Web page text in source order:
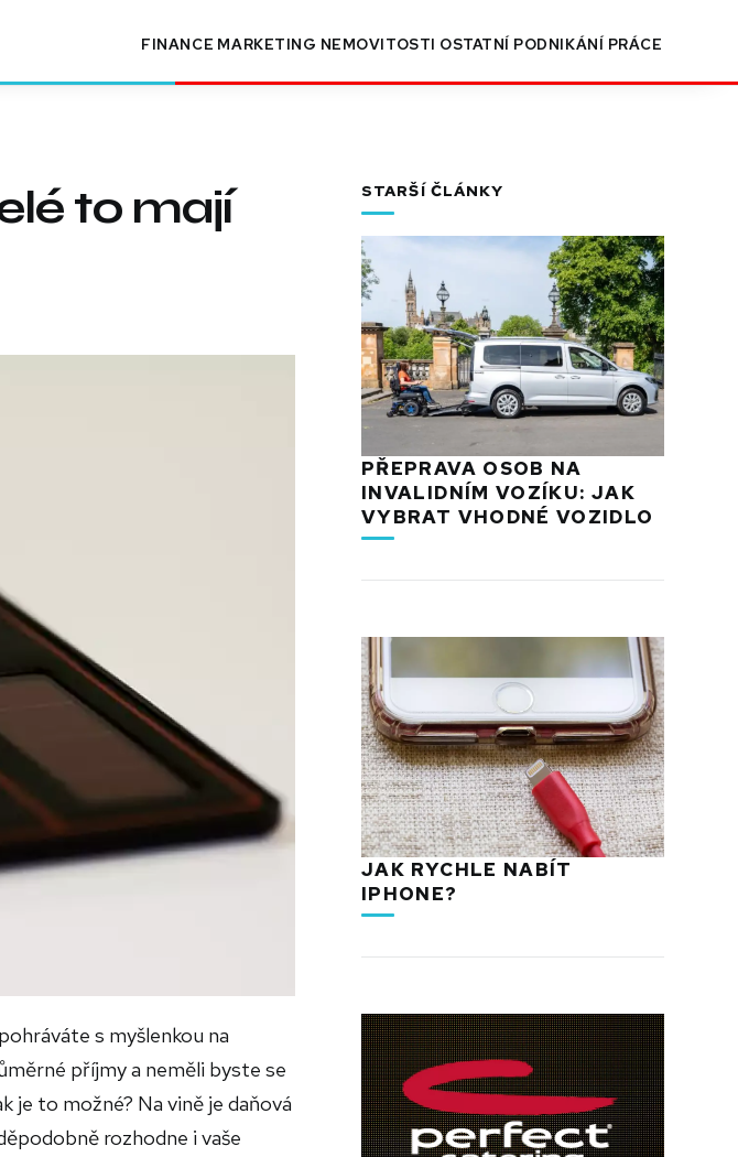
FINANCE MARKETING NEMOVITOSTI OSTATNÍ PODNIKÁNÍ PRÁCE
to mají
s myšlenkou na
příjmy a neměli byste se
je to možné? Na vině je daňová
rozhodne i vaše
STARŠÍ ČLÁNKY
PŘEPRAVA OSOB NA
INVALIDNÍM VOZÍKU: JAK
VYBRAT VHODNÉ VOZIDLO
JAK RYCHLE NABÍT
IPHONE?